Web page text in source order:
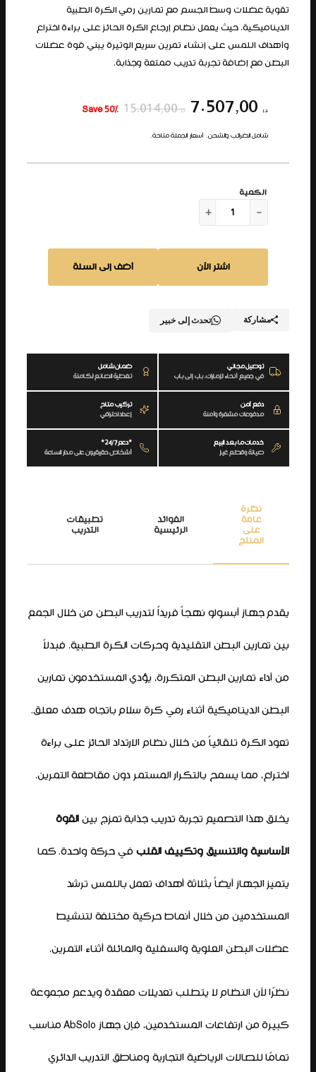
تقوية عضلات وسط الجسم مع تمارين رمي الكرة الطبية
الديناميكية. حيث يعمل نظام إرجاع الكرة الحائز على براءة اختراع
وأهداف اللمس على إنشاء تمرين سريع الوتيرة يبني قوة عضلات
البطن مع إضافة تجربة تدريب ممتعة وجذابة.
د.إ7.507,00 د.إ15.014,00
Save 50%
شامل الضرائب والشحن. أسعار الجملة متاحة.
م
ة
ب
و
−
+
أضف إلى السلة اشتر الآن
مشاركة تحدث إلى خبير
توصيل مجاني
في جميع أنحاء الإمارات، باب إلى باب
دفع آمن
مدفوعات مشفرة وآمنة
خدمات ما بعد البيع
صيانة وقطع غيار
ضمان شامل
تغطية الصانع الكاملة
تركيب متاح
إعداد احترافي
*دعم 24/7*
أشخاص حقيقيون على مدار الساعة
نظرة
عامة
على
المنتج
الفوائد
الرئيسية
تطبيقات
التدريب
يقدم جهاز أبسولو نهجاً فريداً لتدريب البطن من خلال الجمع
بين تمارين البطن التقليدية وحركات الكرة الطبية. فبدلاً
من أداء تمارين البطن المتكررة، يؤدي المستخدمون تمارين
البطن الديناميكية أثناء رمي كرة سلام باتجاه هدف معلق.
تعود الكرة تلقائياً من خلال نظام الارتداد الحائز على براءة
اختراع، مما يسمح بالتكرار المستمر دون مقاطعة التمرين.
يخلق هذا التصميم تجربة تدريب جذابة تمزج بين القوة
الأساسية والتنسيق وتكييف القلب في حركة واحدة. كما
يتميز الجهاز أيضاً بثلاثة أهداف تعمل باللمس ترشد
المستخدمين من خلال أنماط حركية مختلفة لتنشيط
عضلات البطن العلوية والسفلية والمائلة أثناء التمرين.
نظرًا لأن النظام لا يتطلب تعديلات معقدة ويدعم مجموعة
كبيرة من ارتفاعات المستخدمين، فإن جهاز AbSolo مناسب
تمامًا للصالات الرياضية التجارية ومناطق التدريب الدائري